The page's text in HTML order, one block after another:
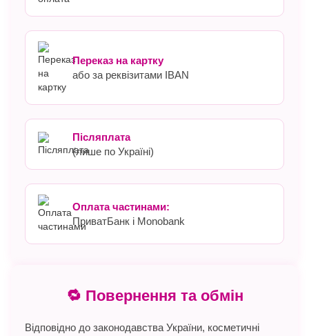
Переказ на картку
або за реквізитами IBAN
Післяплата
(лише по Україні)
Оплата частинами:
ПриватБанк і Monobank
🔁 Повернення та обмін
Відповідно до законодавства України, косметичні